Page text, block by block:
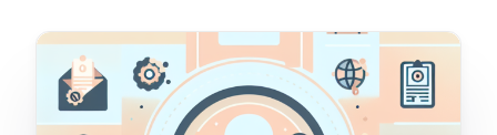
je weten?
You may also like